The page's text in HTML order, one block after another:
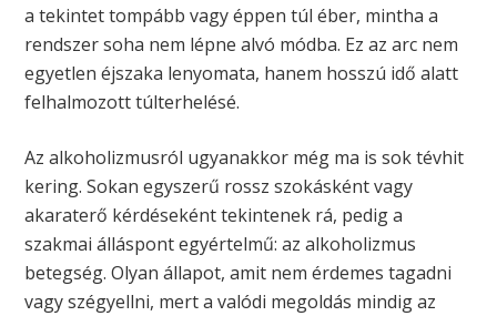
a tekintet tompább vagy éppen túl éber, mintha a
rendszer soha nem lépne alvó módba. Ez az arc nem
egyetlen éjszaka lenyomata, hanem hosszú idő alatt
felhalmozott túlterhelésé.
Az alkoholizmusról ugyanakkor még ma is sok tévhit
kering. Sokan egyszerű rossz szokásként vagy
akaraterő kérdéseként tekintenek rá, pedig a
szakmai álláspont egyértelmű: az alkoholizmus
betegség. Olyan állapot, amit nem érdemes tagadni
vagy szégyellni, mert a valódi megoldás mindig az